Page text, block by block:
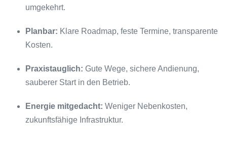
umgekehrt.
Planbar: Klare Roadmap, feste Termine, transparente
Kosten.
Praxistauglich: Gute Wege, sichere Andienung,
sauberer Start in den Betrieb.
Energie mitgedacht: Weniger Nebenkosten,
zukunftsfähige Infrastruktur.